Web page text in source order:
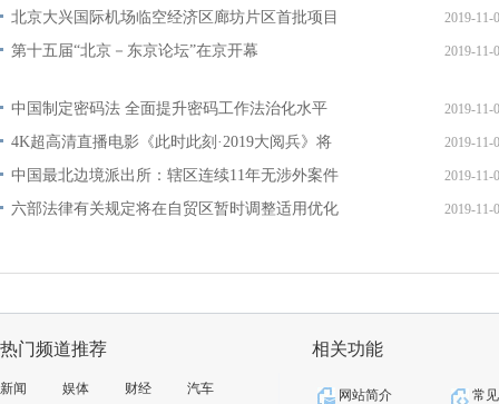
北京大兴国际机场临空经济区廊坊片区首批项目 2019-11-
第十五届“北京－东京论坛”在京开幕 2019-11-
中国制定密码法 全面提升密码工作法治化水平 2019-11-
4K超高清直播电影《此时此刻·2019大阅兵》将 2019-11-
中国最北边境派出所：辖区连续11年无涉外案件 2019-11-
六部法律有关规定将在自贸区暂时调整适用优化 2019-11-
热门频道推荐
新闻 娱体 财经
汽车
相关功能
网站简介 常